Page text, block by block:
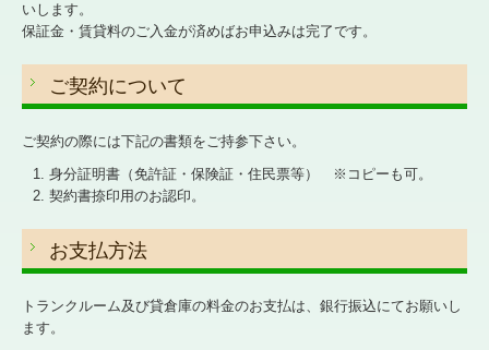
いします。
保証金・賃貸料のご入金が済めばお申込みは完了です。
ご契約について
ご契約の際には下記の書類をご持参下さい。
身分証明書（免許証・保険証・住民票等） ※コピーも可。
契約書捺印用のお認印。
お支払方法
トランクルーム及び貸倉庫の料金のお支払は、銀行振込にてお願いし
ます。